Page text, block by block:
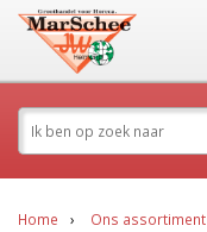
Home Ons assortiment